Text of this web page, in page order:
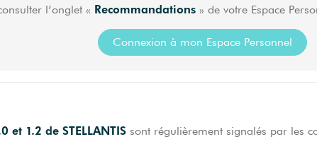
l’onglet « Recommandations » de votre Espace
Connexion à mon Espace Personnel
et 1.2 de STELLANTIS sont régulièrement signalés par les